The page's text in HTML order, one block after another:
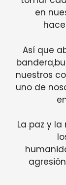
en
Así que
nuestros
uno de
La paz y la